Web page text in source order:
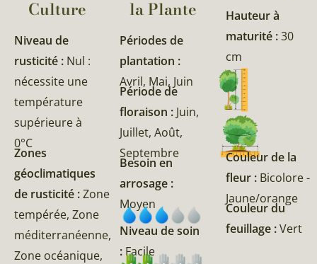
Culture
Niveau de
rusticité : Nul :
nécessite une
température
supérieure à
0°C
Zones
géoclimatiques
de rusticité :Zone
tempérée, Zone
méditerranéenne,
Zone océanique,
la Plante​
Périodes de
plantation :
Avril, Mai, Juin
Période de
floraison : Juin,
Juillet, Août,
Septembre
Besoin en
arrosage :
Moyen
Niveau de soin
: Facile
Hauteur à
maturité :30
cm
Couleur de la
fleur : Bicolore -
Jaune/orange
Couleur du
feuillage :Vert